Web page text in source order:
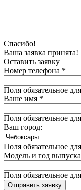
Спасибо!
Ваша заявка принята!
Оставить заявку
Номер телефона *
Поля обязательное
Ваше имя *
Поля обязательное
Ваш город:
Поля обязательное
Модель и год выпуска
Поля обязательное
Отправить заявку